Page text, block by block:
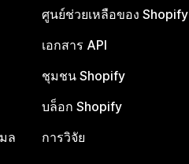
ล
ศูนย์ช่วยเหลือของ Shopify
เอกสาร API
ชุมชน Shopify
บล็อก Shopify
การวิจัย